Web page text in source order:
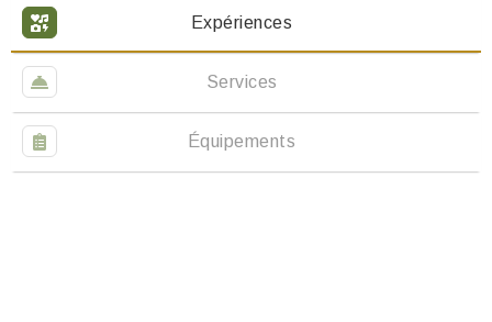
Expériences
Services
Équipements